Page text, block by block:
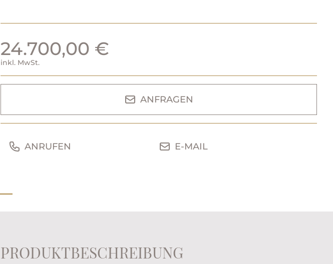
24.700,00 €
inkl. MwSt.
ANFRAGEN
ANRUFEN E-MAIL
PRODUKTBESCHREIBUNG